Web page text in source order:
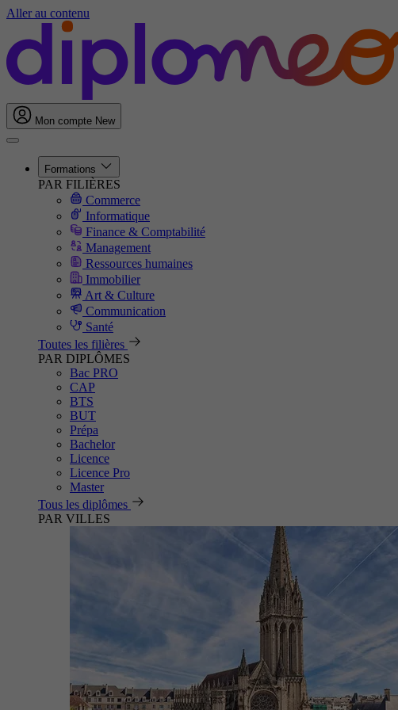
Aller au contenu
Mon compte New
Formations
PAR FILIÈRES
Commerce
Informatique
Finance & Comptabilité
Management
Ressources humaines
Immobilier
Art & Culture
Communication
Santé
Toutes les filières
PAR DIPLÔMES
Bac PRO
CAP
BTS
BUT
Prépa
Bachelor
Licence
Licence Pro
Master
Tous les diplômes
PAR VILLES